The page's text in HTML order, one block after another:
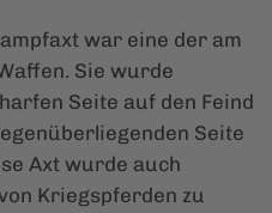
war eine der am
Sie wurde
Seite auf den Feind
Seite
Axt wurde auch
Kriegspferden zu